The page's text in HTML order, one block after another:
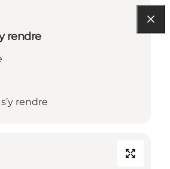
rendre
rendre